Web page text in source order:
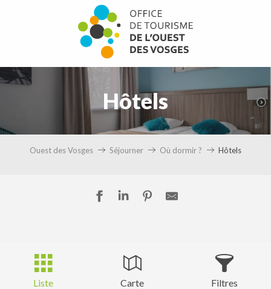
Hôtels
Ouest des Vosges Séjourner Où dormir ? Hôtels
Liste Carte Filtres